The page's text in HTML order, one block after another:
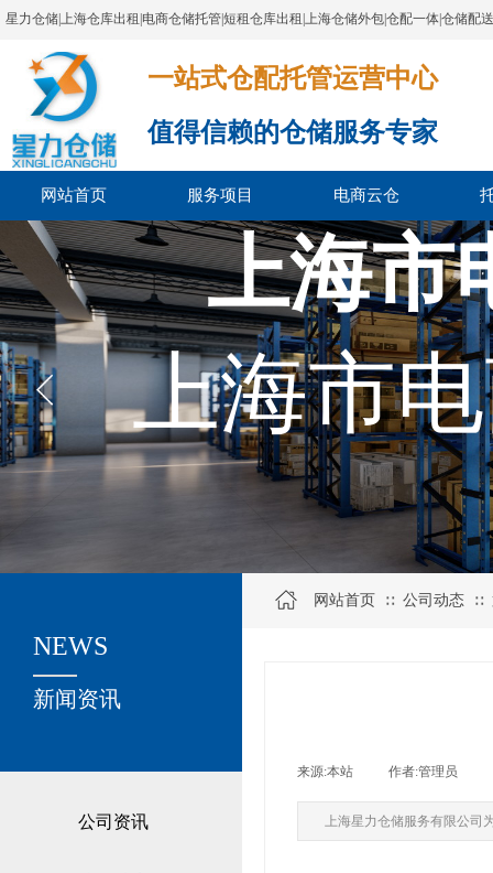
星力仓储|上海仓库出租|电商仓储托管|短租仓库出租|上海仓储外包|仓配一体|仓储配
一站式仓配托管运营中心​​​​​​​​​​​​​​​​​
值得信赖的仓储服务专家
网站首页 服务项目 电商云仓
上海市
上海市
公司资讯
关于我们
新闻资讯
NEWS
网站首页 ∷ 公司动态 ∷
来源:本站 作者:管理员
上海星力仓储服务有限公